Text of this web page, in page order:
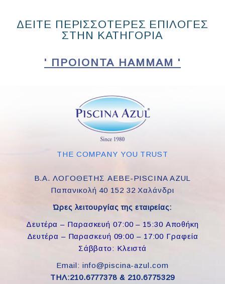
ΔΕΙΤΕ ΠΕΡΙΣΣΟΤΕΡΕΣ ΕΠΙΛΟΓΕΣ
ΣΤΗΝ ΚΑΤΗΓΟΡΙΑ
' ΠΡΟΙΟΝΤΑ HAMMAM '
THE COMPANY YOU TRUST
Β.Α. ΛΟΓΟΘΕΤΗΣ ΑΕΒΕ-PISCINA AZUL
Παπανικολή 40 152 32 Χαλάνδρι
Ώρες λειτουργίας της εταιρείας:
Δευτέρα – Παρασκευή 07:00 – 15:30 Αποθήκη
Δευτέρα – Παρασκευή 09:00 – 17:00 Γραφεία
Σάββατο: Κλειστά
Email: info@piscina-azul.com
ΤΗΛ:210.6777378 & 210.6775329